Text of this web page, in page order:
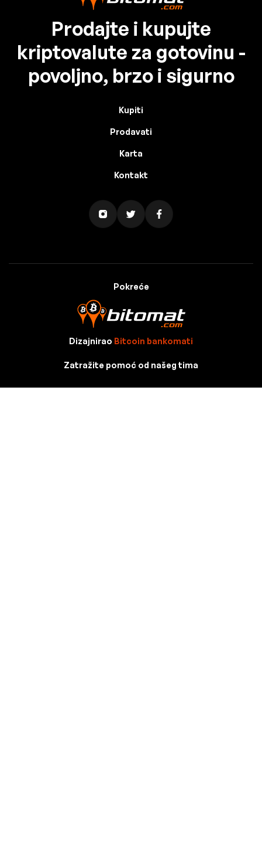
Prodajte i kupujte
kriptovalute za gotovinu -
povoljno, brzo i sigurno
Kupiti
Prodavati
Karta
Kontakt
Pokreće
Dizajnirao Bitcoin bankomati
Zatražite pomoć od našeg tima